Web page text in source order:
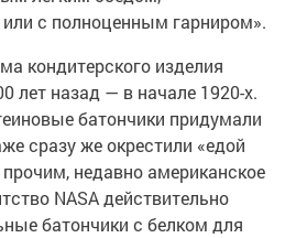
с полноценным гарниром».
кондитерского изделия
лет назад — в начале 1920-х.
батончики придумали
сразу же окрестили «едой
недавно американское
NASA действительно
батончики с белком для